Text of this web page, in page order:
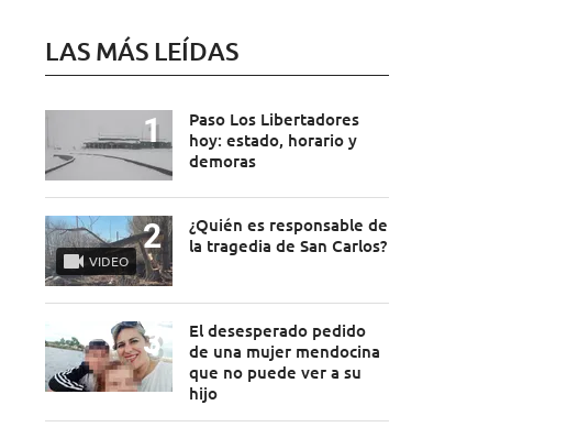
LAS MÁS LEÍDAS
Paso Los Libertadores
hoy: estado, horario y
demoras
VIDEO
¿Quién es responsable de
la tragedia de San Carlos?
El desesperado pedido
de una mujer mendocina
que no puede ver a su
hijo